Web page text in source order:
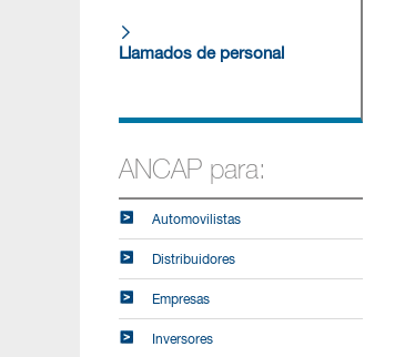
Llamados de personal
ANCAP para:
Automovilistas
Distribuidores
Empresas
Inversores